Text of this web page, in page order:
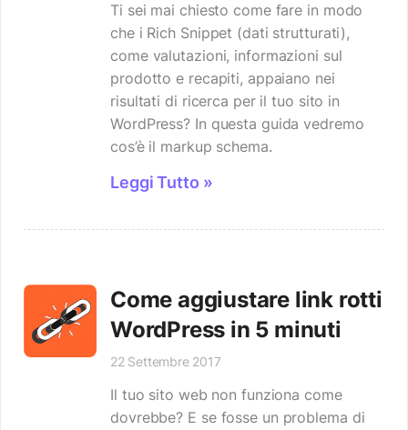
Ti sei mai chiesto come fare in modo
che i Rich Snippet (dati strutturati),
come valutazioni, informazioni sul
prodotto e recapiti, appaiano nei
risultati di ricerca per il tuo sito in
WordPress? In questa guida vedremo
cos’è il markup schema.
Leggi Tutto »
Come aggiustare link rotti
WordPress in 5 minuti
22 Settembre 2017
Il tuo sito web non funziona come
dovrebbe? E se fosse un problema di